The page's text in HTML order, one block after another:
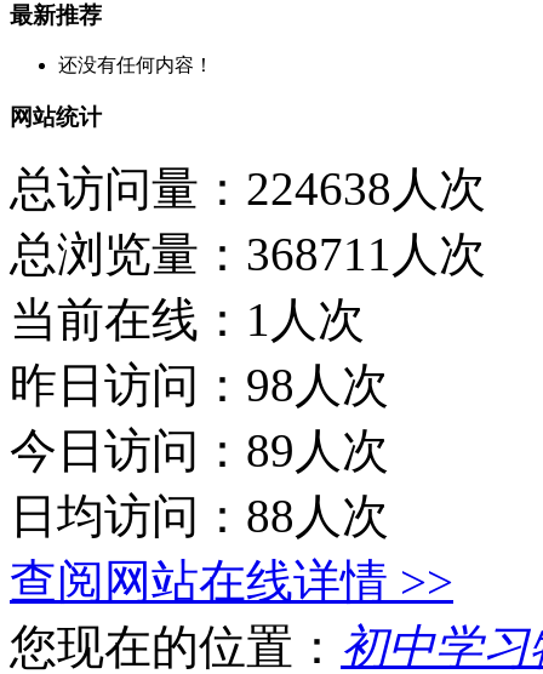
最新推荐
还没有任何内容！
网站统计
总访问量：224638人次
总浏览量：368711人次
当前在线：1人次
昨日访问：98人次
今日访问：89人次
日均访问：88人次
查阅网站在线详情 >>
您现在的位置： 初中学